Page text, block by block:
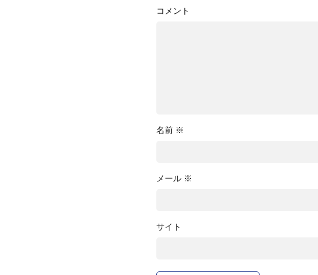
コメント
名前 ※
メール ※
サイト